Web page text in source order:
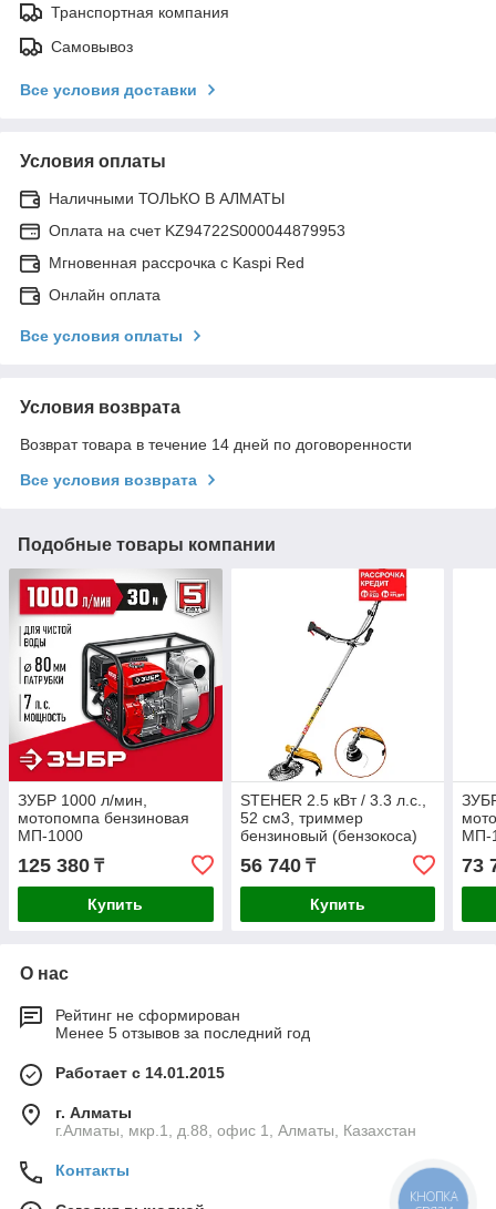
Транспортная компания
Самовывоз
Все условия доставки
Условия оплаты
Наличными ТОЛЬКО В АЛМАТЫ
Оплата на счет KZ94722S000044879953
Мгновенная рассрочка с Kaspi Red
Онлайн оплата
Все условия оплаты
Условия возврата
Возврат товара в течение 14 дней по договоренности
Все условия возврата
Подобные товары компании
ЗУБР 1000 л/мин,
мотопомпа бензиновая
МП-1000
125 380 ₸
Купить
STEHER 2.5 кВт / 3.3 л.с.,
52 см3, триммер
бензиновый (бензокоса)
56 740₸
Купить
МП-
73
О нас
Рейтинг не сформирован
Менее 5 отзывов за последний год
Работает с 14.01.2015
г. Алматы
г.Алматы, мкр.1, д.88, офис 1, Алматы, Казахстан
Контакты
КНОПКА